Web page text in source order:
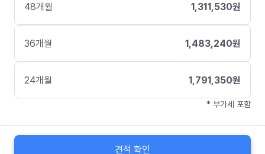
48개월 1,311,530원
36개월 1,483,240원
24개월 1,791,350원
* 부가세 포함
견적 확인